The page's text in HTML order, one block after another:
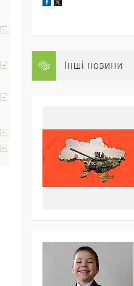
Інші новини